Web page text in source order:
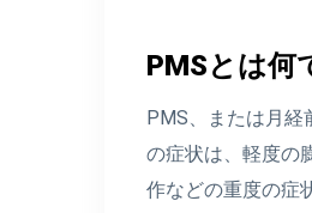
PMSとは何
PMS、または月経
の症状は、軽度の
作などの重度の症